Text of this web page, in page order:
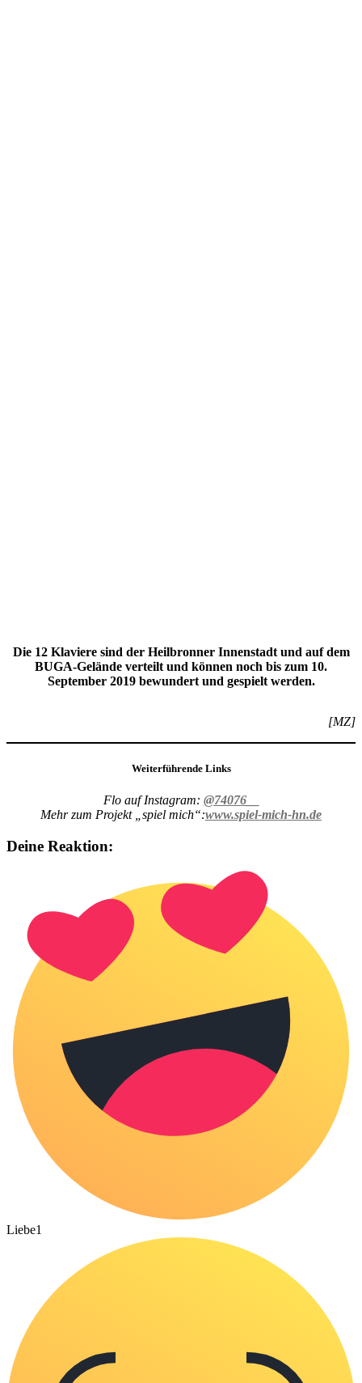
Die 12 Klaviere sind der Heilbronner Innenstadt und auf dem
BUGA-Gelände verteilt und können noch bis zum 10.
September 2019 bewundert und gespielt werden.
[MZ]
Weiterführende Links
Flo auf Instagram: @74076__
Mehr zum Projekt „spiel mich“:www.spiel-mich-hn.de
Deine Reaktion:
Liebe1